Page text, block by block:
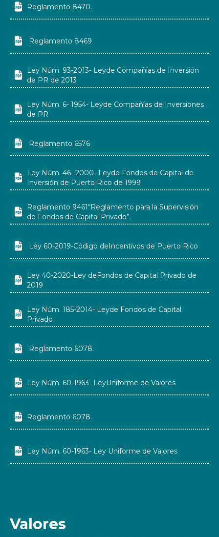
 Reglamento 8470.
 Reglamento 8469

Ley Núm. 93-2013- Leyde Compañías de Inversión
de PR de 2013

Ley Núm. 6- 1954- Leyde Compañías de Inversiones
de PR
 Reglamento 6576

Ley Núm. 46- 2000- Leyde Fondos de Capital de
Inversión de Puerto Rico de 1999

Reglamento 9461“Reglamento para la Supervisión
de Fondos de Capital Privado”.
 Ley 60-2019-Código deIncentivos de Puerto Rico

Ley 40-2020-Ley deFondos de Capital Privado de
2019

Ley Núm. 185-2014- Leyde Fondos de Capital
Privado
 Reglamento 6078.
 Ley Núm. 60-1963- LeyUniforme de Valores
 Reglamento 6078.
 Ley Núm. 60-1963- Ley Uniforme de Valores
Valores